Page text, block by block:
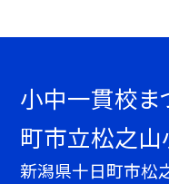
小中一貫校
町市立松之山
新潟県十日町市松